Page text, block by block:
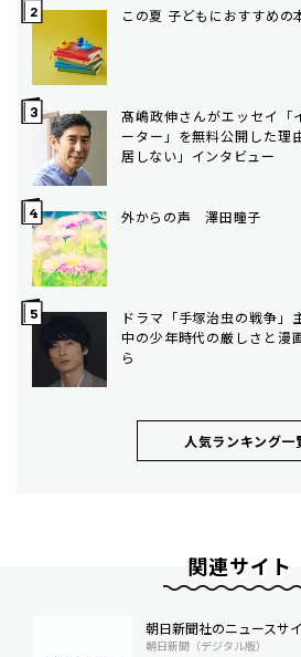
この夏 子どもにおすすめの
髙嶋政伸さんがエッセイ「
ーター」を無料公開した
居しない」インタビュー
外からの声 澤田瞳子
ドラマ「手塚治虫の戦争
中の少年時代の厳しさと漫
ら
人気ランキング⼀
関連サイト
朝日新聞社のニュースサ
朝日新聞（デジタル版）